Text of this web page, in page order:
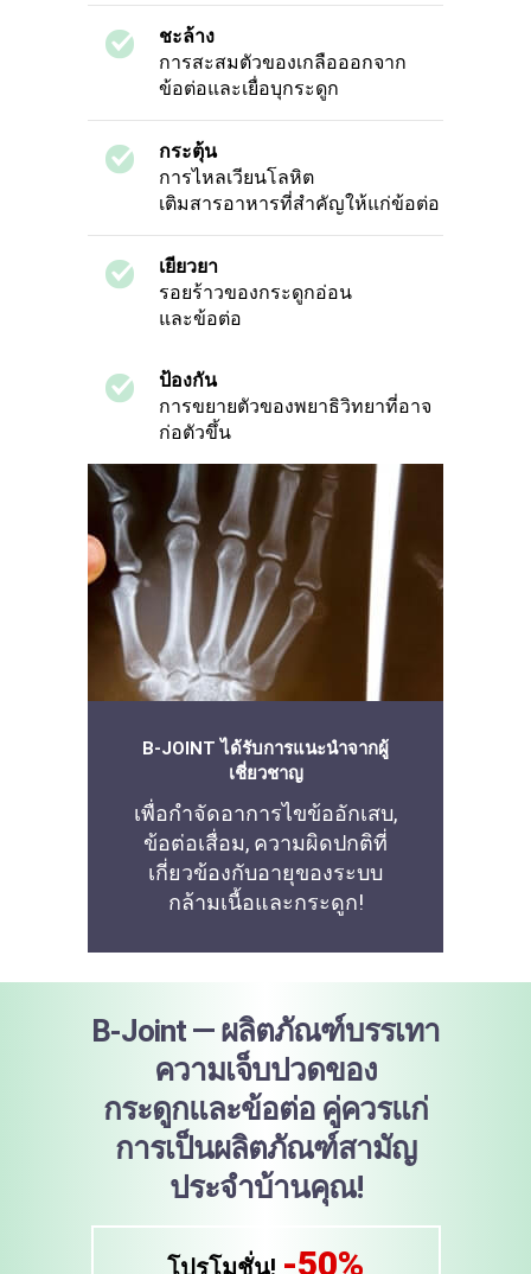
ชะล้าง
การสะสมตัวของเกลือออกจาก
ข้อต่อและเยื่อบุกระดูก
กระตุ้น
การไหลเวียนโลหิต
เติมสารอาหารที่สำคัญให้แก่ข้อต่อ
เยียวยา
รอยร้าวของกระดูกอ่อน
และข้อต่อ
ป้องกัน
การขยายตัวของพยาธิวิทยาที่อาจ
ก่อตัวขึ้น
B-JOINT ได้รับการแนะนำจากผู้
เชี่ยวชาญ
เพื่อกำจัดอาการไขข้ออักเสบ,
ข้อต่อเสื่อม, ความผิดปกติที่
เกี่ยวข้องกับอายุของระบบ
กล้ามเนื้อและกระดูก!
B-Joint — ผลิตภัณฑ์บรรเทา
ความเจ็บปวดของ
กระดูกและข้อต่อ คู่ควรแก่
การเป็นผลิตภัณฑ์สามัญ
ประจำบ้านคุณ!
โปรโมชั่น! -50%